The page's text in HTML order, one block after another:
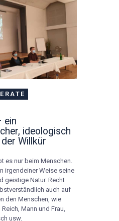
ein
ideologisch
Willkür
es nur beim Menschen.
irgendeiner Weise seine
geistige Natur. Recht
auch auf
den Menschen, wie
Mann und Frau,
usw.